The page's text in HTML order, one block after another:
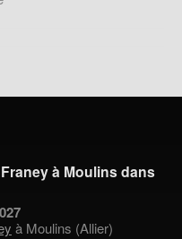
à Moulins dans
à Moulins (Allier)